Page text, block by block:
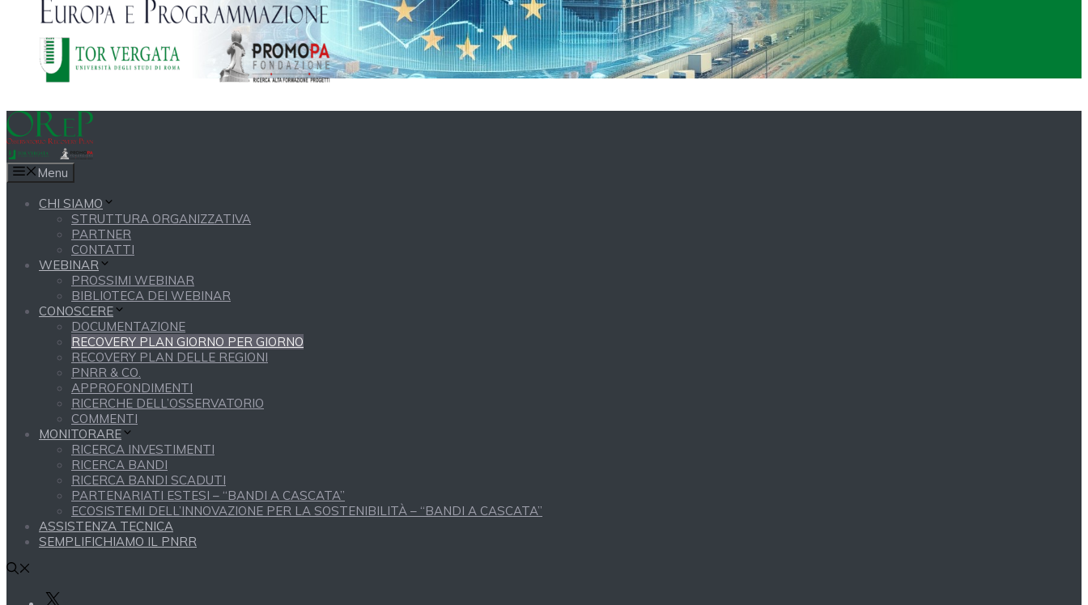
Menu
CHI SIAMO
STRUTTURA ORGANIZZATIVA
PARTNER
CONTATTI
WEBINAR
PROSSIMI WEBINAR
BIBLIOTECA DEI WEBINAR
CONOSCERE
DOCUMENTAZIONE
RECOVERY PLAN GIORNO PER GIORNO
RECOVERY PLAN DELLE REGIONI
PNRR & CO.
APPROFONDIMENTI
RICERCHE DELL’OSSERVATORIO
COMMENTI
MONITORARE
RICERCA INVESTIMENTI
RICERCA BANDI
RICERCA BANDI SCADUTI
PARTENARIATI ESTESI – “BANDI A CASCATA”
ECOSISTEMI DELL’INNOVAZIONE PER LA SOSTENIBILITÀ – “BANDI A CASCATA”
ASSISTENZA TECNICA
SEMPLIFICHIAMO IL PNRR